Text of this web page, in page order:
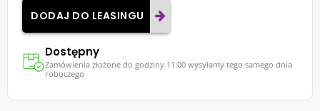
DODAJ DO LEASINGU
Dostępny
Zamówienia złożone do godziny 11:00 wysyłamy tego samego dnia
roboczego